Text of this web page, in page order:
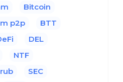
Bitcoin
p2p
BTT
DEL
NTF
rub
SEC